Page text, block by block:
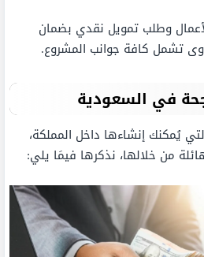
وطلب تمويل نقدي بضمان
تشمل كافة جوانب المشروع.
في السعودية
يُمكنك إنشاءها داخل المملكة،
من خلالها، نذكرها فيمَا يلي: